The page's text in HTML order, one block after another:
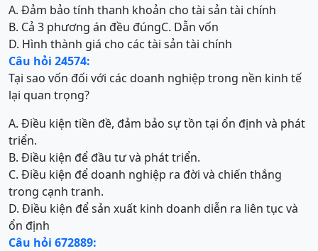
A. Đảm bảo tính thanh khoản cho tài sản tài chính
B. Cả 3 phương án đều đúngC. Dẫn vốn
D. Hình thành giá cho các tài sản tài chính
Câu hỏi 24574:
Tại sao vốn đối với các doanh nghiệp trong nền kinh tế
lại quan trọng?
A. Điều kiện tiền đề, đảm bảo sự tồn tại ổn định và phát
triển.
B. Điều kiện để đầu tư và phát triển.
C. Điều kiện để doanh nghiệp ra đời và chiến thắng
trong cạnh tranh.
D. Điều kiện để sản xuất kinh doanh diễn ra liên tục và
ổn định
Câu hỏi 672889: